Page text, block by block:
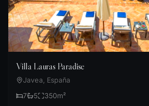
Villa Lauras Paradise
Javea, España
7
5 350m²